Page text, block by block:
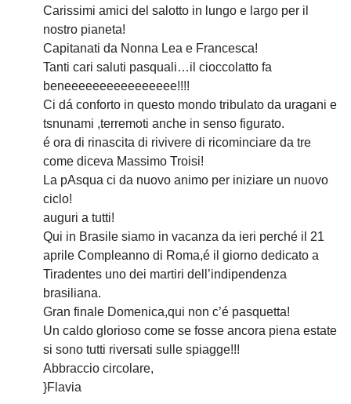
Carissimi amici del salotto in lungo e largo per il
nostro pianeta!
Capitanati da Nonna Lea e Francesca!
Tanti cari saluti pasquali…il cioccolatto fa
beneeeeeeeeeeeeeeee!!!!
Ci dá conforto in questo mondo tribulato da uragani e
tsnunami ,terremoti anche in senso figurato.
é ora di rinascita di rivivere di ricominciare da tre
come diceva Massimo Troisi!
La pAsqua ci da nuovo animo per iniziare un nuovo
ciclo!
auguri a tutti!
Qui in Brasile siamo in vacanza da ieri perché il 21
aprile Compleanno di Roma,é il giorno dedicato a
Tiradentes uno dei martiri dell’indipendenza
brasiliana.
Gran finale Domenica,qui non c’é pasquetta!
Un caldo glorioso come se fosse ancora piena estate
si sono tutti riversati sulle spiagge!!!
Abbraccio circolare,
}Flavia